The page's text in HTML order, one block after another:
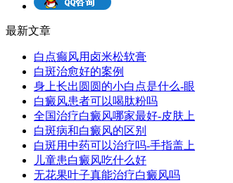
最新文章
白点癫风用卤米松软膏
白斑治愈好的案例
身上长出圆圆的小白点是什么-眼
白癜风患者可以喝肽粉吗
全国治疗白癜风哪家最好-皮肤上
白斑病和白癜风的区别
白斑用中药可以治疗吗-手指盖上
儿童患白癜风吃什么好
无花果叶子真能治疗白癜风吗